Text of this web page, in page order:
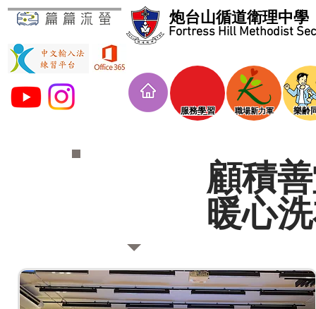
炮台山循道衛理中學
Fortress Hill Methodist
​服務學習 ​職場新力軍 樂齢
顧積
暖心